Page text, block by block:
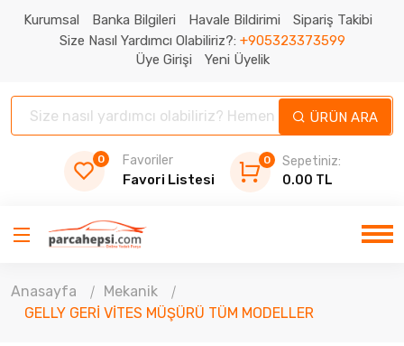
Kurumsal Banka Bilgileri Havale Bildirimi
Sipariş Takibi
Size Nasıl Yardımcı Olabiliriz?: +905323373599
Üye Girişi
Yeni Üyelik
ÜRÜN ARA
0 Favoriler
Favori Listesi
0
Sepetiniz:
0.00 TL
Anasayfa
Mekanik
GELLY GERİ VİTES MÜŞÜRÜ TÜM MODELLER